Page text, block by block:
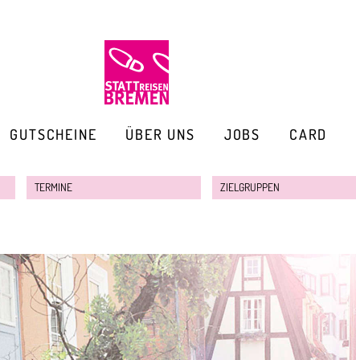
GUTSCHEINE ÜBER UNS JOBS CARD